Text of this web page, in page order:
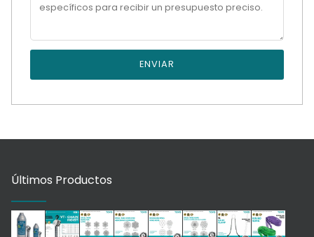
ENVIAR
Últimos Productos